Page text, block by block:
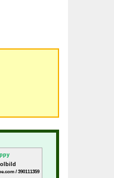
/ 390111359